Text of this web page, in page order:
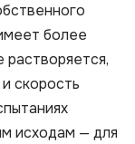
более
скорость
исходам — для